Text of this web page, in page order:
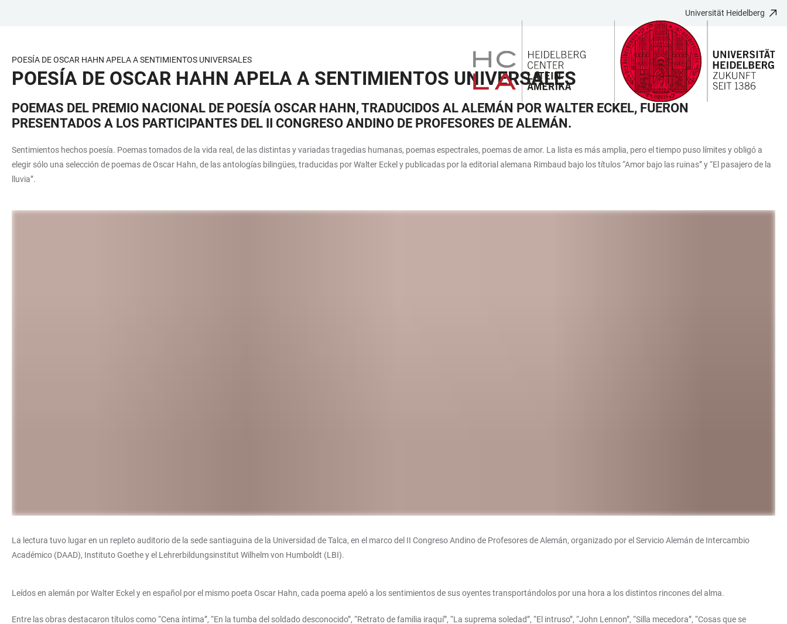
BARRIEREFREIHEIT
Universität Heidelberg
POESÍA DE OSCAR HAHN APELA A SENTIMIENTOS UNIVERSALES
POESÍA DE OSCAR HAHN APELA A SENTIMIENTOS UNIVERSALES
POEMAS DEL PREMIO NACIONAL DE POESÍA OSCAR HAHN, TRADUCIDOS AL ALEMÁN POR WALTER ECKEL, FUERON
PRESENTADOS A LOS PARTICIPANTES DEL II CONGRESO ANDINO DE PROFESORES DE ALEMÁN.
Sentimientos hechos poesía. Poemas tomados de la vida real, de las distintas y variadas tragedias humanas, poemas espectrales, poemas de amor. La lista es más amplia, pero el tiempo puso límites y obligó a
elegir sólo una selección de poemas de Oscar Hahn, de las antologías bilingües, traducidas por Walter Eckel y publicadas por la editorial alemana Rimbaud bajo los títulos “Amor bajo las ruinas” y “El pasajero de la
lluvia”.
La lectura tuvo lugar en un repleto auditorio de la sede santiaguina de la Universidad de Talca, en el marco del II Congreso Andino de Profesores de Alemán, organizado por el Servicio Alemán de Intercambio
Académico (DAAD), Instituto Goethe y el Lehrerbildungsinstitut Wilhelm von Humboldt (LBI).
Leídos en alemán por Walter Eckel y en español por el mismo poeta Oscar Hahn, cada poema apeló a los sentimientos de sus oyentes transportándolos por una hora a los distintos rincones del alma.
Entre las obras destacaron títulos como “Cena íntima”, “En la tumba del soldado desconocido”, “Retrato de familia iraquí”, “La suprema soledad”, “El intruso”, “John Lennon”, “Silla mecedora”, “Cosas que se